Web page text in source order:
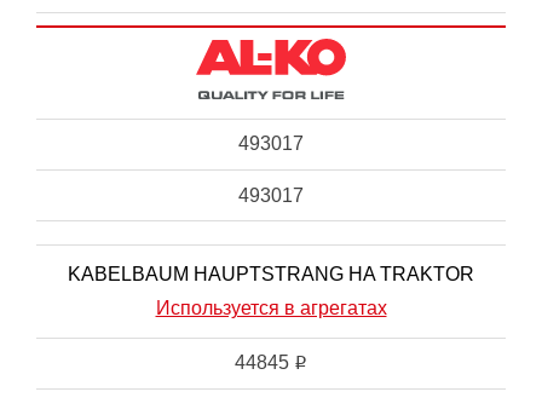
493017
493017
KABELBAUM HAUPTSTRANG HA TRAKTOR
Используется в агрегатах
44845 i